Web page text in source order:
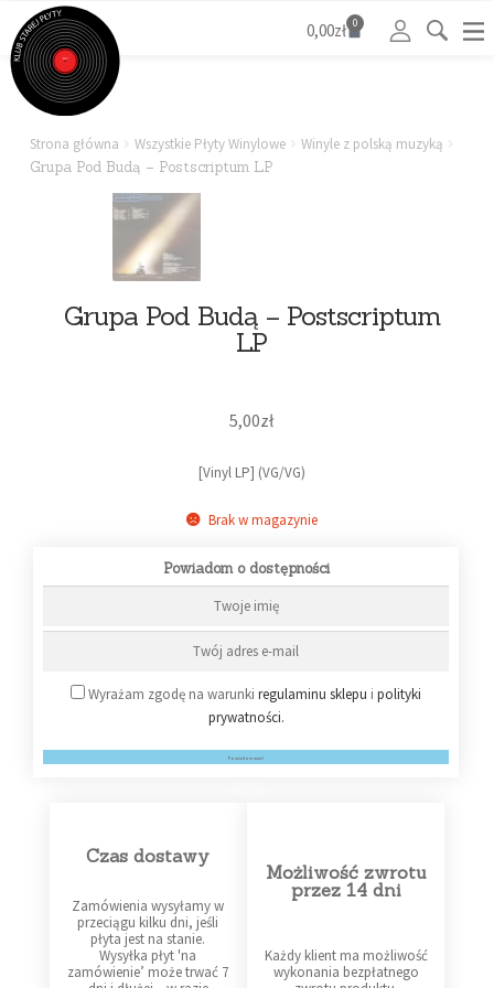
0,00zł 0
Strona główna Wszystkie Płyty Winylowe
Winyle z polską muzyką
Grupa Pod Budą – Postscriptum LP
Grupa Pod Budą – Postscriptum
LP
5,00zł
[Vinyl LP] (VG/VG)
Brak w magazynie
Powiadom o dostępności
Wyrażam zgodę na warunkiregulaminu sklepu ipolityki
prywatności.
Powiadom mnie!
Czas dostawy
Zamówienia wysyłamy w
przeciągu kilku dni, jeśli
płyta jest na stanie.
Wysyłka płyt 'na
zamówienie’ może trwać 7
Możliwość zwrotu
przez 14 dni
Każdy klient ma możliwość
wykonania bezpłatnego